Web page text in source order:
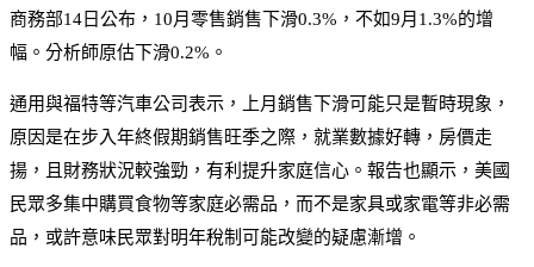
商務部14日公布，10月零售銷售下滑0.3%，不如9月1.3%的增
幅。分析師原估下滑0.2%。
通用與福特等汽車公司表示，上月銷售下滑可能只是暫時現象，
原因是在步入年終假期銷售旺季之際，就業數據好轉，房價走
揚，且財務狀況較強勁，有利提升家庭信心。報告也顯示，美國
民眾多集中購買食物等家庭必需品，而不是家具或家電等非必需
品，或許意味民眾對明年稅制可能改變的疑慮漸增。